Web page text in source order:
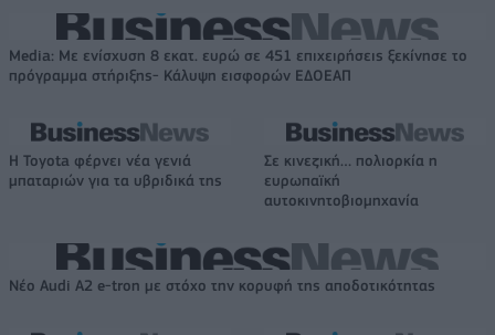
Media: Με ενίσχυση 8 εκατ. ευρώ σε 451 επιχειρήσεις ξεκίνησε το
πρόγραμμα στήριξης- Κάλυψη εισφορών ΕΔΟΕΑΠ
Η Toyota φέρνει νέα γενιά
μπαταριών για τα υβριδικά της
Σε κινεζική… πολιορκία η
ευρωπαϊκή
αυτοκινητοβιομηχανία
Νέο Audi A2 e-tron με στόχο την κορυφή της αποδοτικότητας